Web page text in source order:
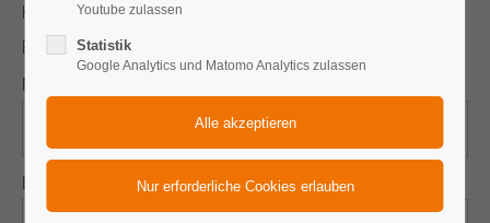
Kommentare
Einen Kommentar schreiben
Name
E-Mail (wird nicht veröffentlicht)*
Youtube zulassen
Statistik
Google Analytics und Matomo Analytics zulassen